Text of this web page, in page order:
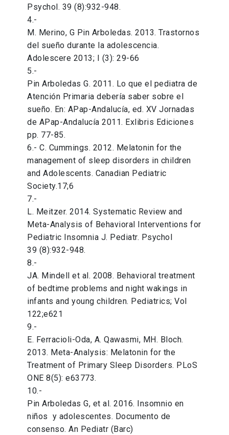
Psychol. 39 (8):932-948.
4.-
M. Merino, G Pin Arboledas. 2013. Trastornos
del sueño durante la adolescencia.
Adolescere 2013; I (3): 29-66
5.-
Pin Arboledas G. 2011. Lo que el pediatra de
Atención Primaria debería saber sobre el
sueño. En: APap-Andalucía, ed. XV Jornadas
de APap-Andalucía 2011. Exlibris Ediciones
pp. 77-85.
6.- C. Cummings. 2012. Melatonin for the
management of sleep disorders in children
and Adolescents. Canadian Pediatric
Society.17;6
7.-
L. Meitzer. 2014. Systematic Review and
Meta-Analysis of Behavioral Interventions for
Pediatric Insomnia J. Pediatr. Psychol
39 (8):932-948.
8.-
JA. Mindell et al. 2008. Behavioral treatment
of bedtime problems and night wakings in
infants and young children. Pediatrics; Vol
122;e621
9.-
E. Ferracioli-Oda, A. Qawasmi, MH. Bloch.
2013. Meta-Analysis: Melatonin for the
Treatment of Primary Sleep Disorders. PLoS
ONE 8(5): e63773.
10.-
Pin Arboledas G, et al. 2016. Insomnio en
niños y adolescentes. Documento de
consenso. An Pediatr (Barc)